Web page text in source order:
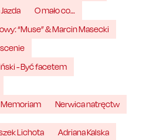
O mało co…
“Muse” & Marcin Masecki
- Być facetem
Memoriam
Nerwica natręctw
Lichota
Adriana Kalska